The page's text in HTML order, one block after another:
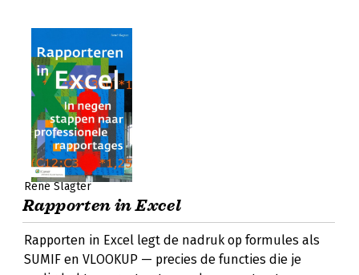
René Slagter
Rapporten in Excel
Rapporten in Excel legt de nadruk op formules als
SUMIF en VLOOKUP — precies de functies die je